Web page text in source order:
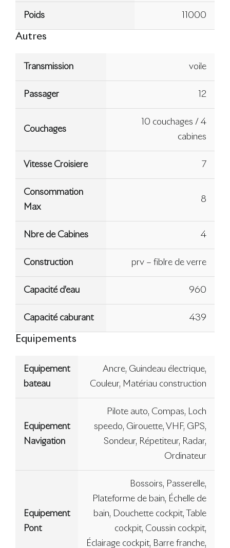
Poids 11000
Autres
Transmission voile
Passager 12
Couchages
10 couchages / 4
cabines
Vitesse Croisiere 7
Consommation
Max
8
Nbre de Cabines 4
Construction prv – fiblre de verre
Capacité d’eau 960
Capacité caburant 439
Equipements
Equipement
bateau
Ancre, Guindeau électrique,
Couleur, Matériau construction
Equipement
Navigation
Pilote auto, Compas, Loch
speedo, Girouette, VHF, GPS,
Sondeur, Répetiteur, Radar,
Ordinateur
Equipement
Pont
Bossoirs, Passerelle,
Plateforme de bain, Échelle de
bain, Douchette cockpit, Table
cockpit, Coussin cockpit,
Éclairage cockpit, Barre franche,